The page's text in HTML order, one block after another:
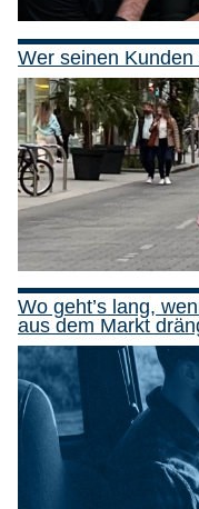
Wer seinen
Wo geht’s lang,
aus dem Markt